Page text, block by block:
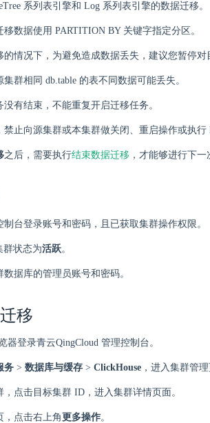
系列表引擎和 Log 系列表引擎的数据迁移。
数据使用 PARTITION BY 关键字指定分区。
的情况下，为避免造成数据丢失，建议您暂停对
集群相同 db.table 的表不同数据可能丢失。
没有结束，不能重复开启迁移任务。
禁止向源集群或本集群做关闭、重启操作或执行
之后，需要执行结束数据迁移 ，才能够进行下一
制台登录账号和密码，且已获取集群操作权限。
群状态为活跃。
数据库的管理员账号和密码。
移
器登录青云QingCloud 管理控制台。
务 > 数据库与缓存 > ClickHouse ，进入集群管理
，点击目标集群 ID，进入集群详情页面。
，点击右上角 更多操作。